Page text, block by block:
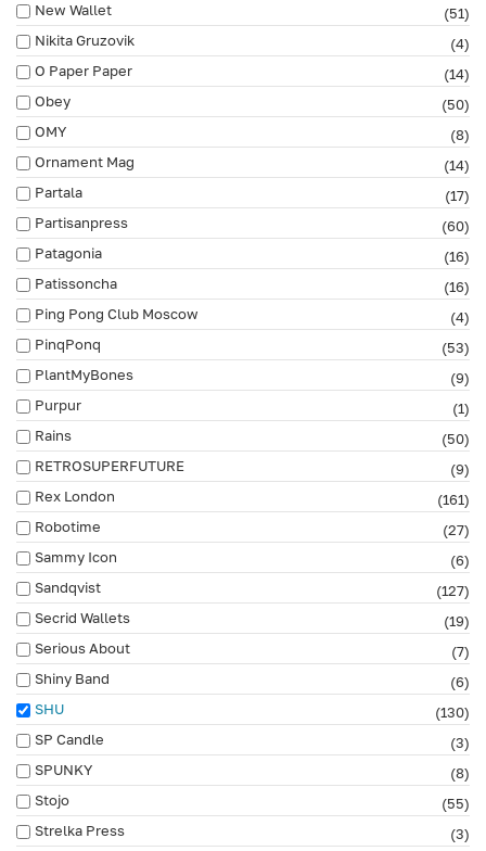
New Wallet
(51)
Nikita Gruzovik
(4)
O Paper Paper
(14)
Obey
(50)
OMY
(8)
Ornament Mag
(14)
Partala
(17)
Partisanpress
(60)
Patagonia
(16)
Patissoncha
(16)
Ping Pong Club Moscow
(4)
PinqPonq
(53)
PlantMyBones
(9)
Purpur
(1)
Rains
(50)
RETROSUPERFUTURE
(9)
Rex London
(161)
Robotime
(27)
Sammy Icon
(6)
Sandqvist
(127)
Secrid Wallets
(19)
Serious About
(7)
Shiny Band
(6)
SHU
(130)
SP Candle
(3)
SPUNKY
(8)
Stojo
(55)
Strelka Press
(3)